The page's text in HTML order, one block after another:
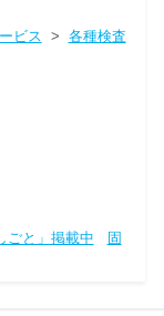
ビス > 各種検査
ごと」掲載中
固